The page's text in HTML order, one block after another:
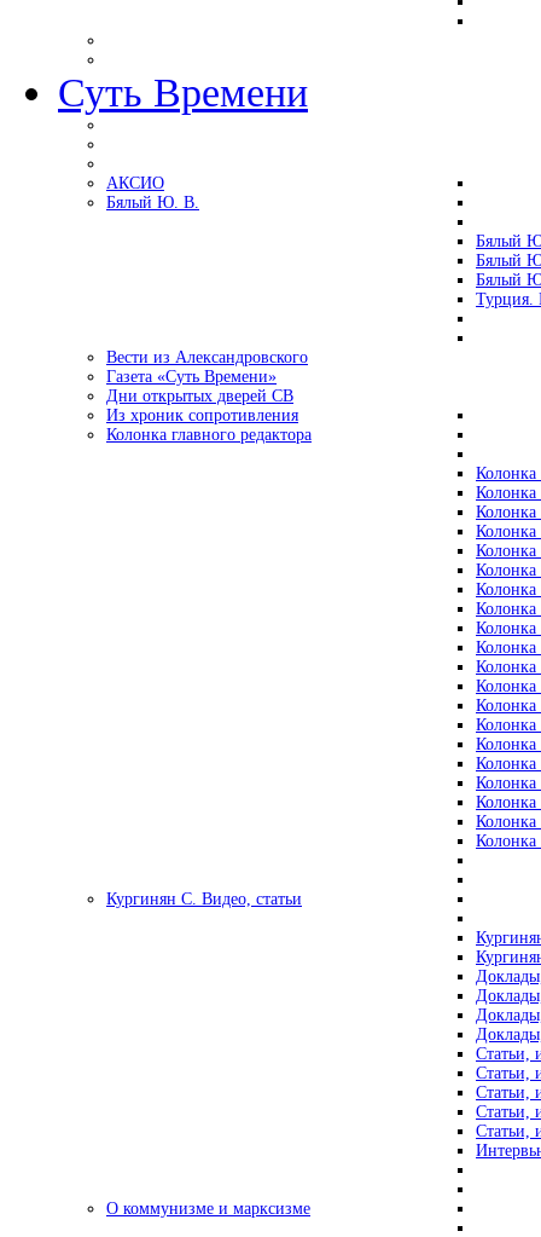
Суть Времени
АКСИО
Бялый Ю. В.
Бялый
Бялый
Бялый
Турция.
Вести из Александровского
Газета «Суть Времени»
Дни открытых дверей СВ
Из хроник сопротивления
Колонка главного редактора
Колонка
Колонка
Колонка
Колонка
Колонка
Колонка
Колонка
Колонка
Колонка
Колонка
Колонка
Колонка
Колонка
Колонка
Колонка
Колонка
Колонка
Колонка
Колонка
Колонка
Кургинян С. Видео, статьи
Статьи,
Статьи,
Статьи,
Статьи,
Статьи,
О коммунизме и марксизме